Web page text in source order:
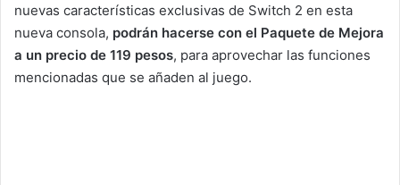
nuevas características exclusivas de Switch 2 en esta
nueva consola, podrán hacerse con el Paquete de Mejora
a un precio de 119 pesos, para aprovechar las funciones
mencionadas que se añaden al juego.